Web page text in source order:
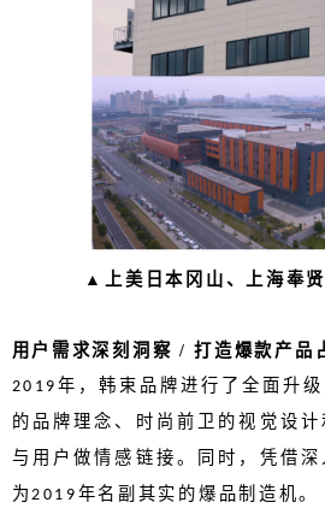
▲上美日本冈山、上海奉
用户需求深刻洞察 /打造爆款产品
2019 年，韩束品牌进行了全面升级
的品牌理念、时尚前卫的视觉设
与用户做情感链接。同时，凭借
为2019 年名副其实的爆品制造机。